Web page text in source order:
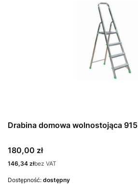
Drabina domowa wolnostojąca 915
Cena
180,00 zł
Cena
146,34 złbez VAT
Dostępność: dostępny